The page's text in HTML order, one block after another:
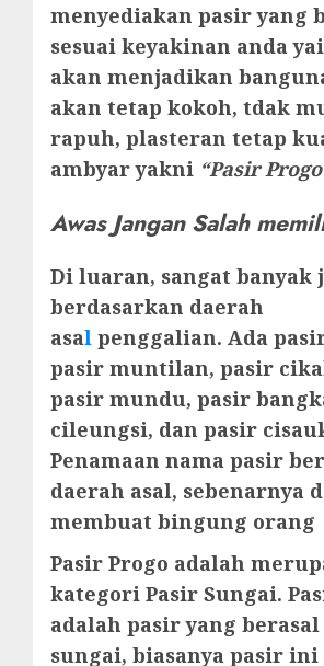
menyediakan pasir yang
sesuai keyakinan anda
akan menjadikan
akan tetap kokoh, tdak
rapuh, plasteran tetap
ambyar yakni “Pasir
Awas Jangan Salah
Di luaran, sangat banyak
berdasarkan daerah
asal penggalian. Ada
pasir muntilan, pasir
pasir mundu, pasir
cileungsi, dan pasir
Penamaan nama pasir
daerah asal, sebenarnya
membuat bingung orang
Pasir Progo adalah
kategori Pasir Sungai.
adalah pasir yang
sungai, biasanya pasir